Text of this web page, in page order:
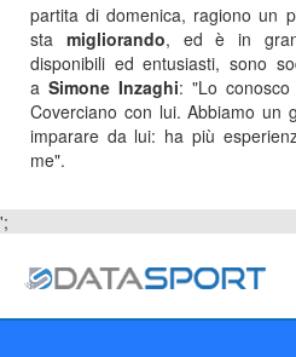
partita di domenica, ragiono un
sta migliorando, ed è in
disponibili ed entusiasti, sono
a Simone Inzaghi: "Lo
Coverciano con lui. Abbiamo un
imparare da lui: ha più
me".
';